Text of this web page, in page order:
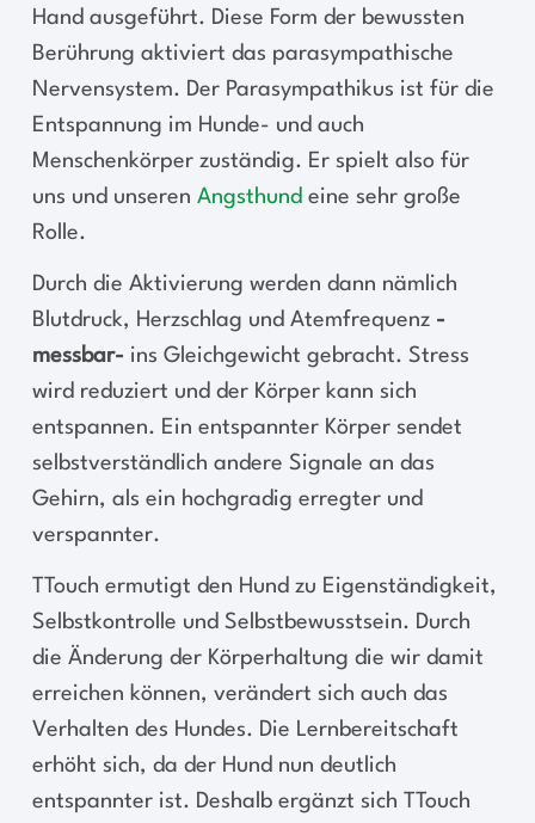
Hand ausgeführt. Diese Form der bewussten
Berührung aktiviert das parasympathische
Nervensystem. Der Parasympathikus ist für die
Entspannung im Hunde- und auch
Menschenkörper zuständig. Er spielt also für
uns und unseren Angsthund eine sehr große
Rolle.
Durch die Aktivierung werden dann nämlich
Blutdruck, Herzschlag und Atemfrequenz -
messbar- ins Gleichgewicht gebracht. Stress
wird reduziert und der Körper kann sich
entspannen. Ein entspannter Körper sendet
selbstverständlich andere Signale an das
Gehirn, als ein hochgradig erregter und
verspannter.
TTouch ermutigt den Hund zu Eigenständigkeit,
Selbstkontrolle und Selbstbewusstsein. Durch
die Änderung der Körperhaltung die wir damit
erreichen können, verändert sich auch das
Verhalten des Hundes. Die Lernbereitschaft
erhöht sich, da der Hund nun deutlich
entspannter ist. Deshalb ergänzt sich TTouch